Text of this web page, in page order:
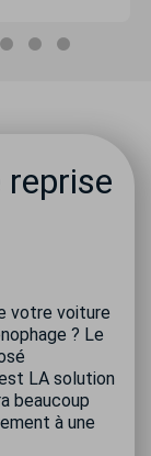
reprise
votre voiture
? Le
LA solution
beaucoup
à une